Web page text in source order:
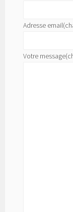
Adresse email
Votre message